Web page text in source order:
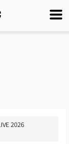
2026